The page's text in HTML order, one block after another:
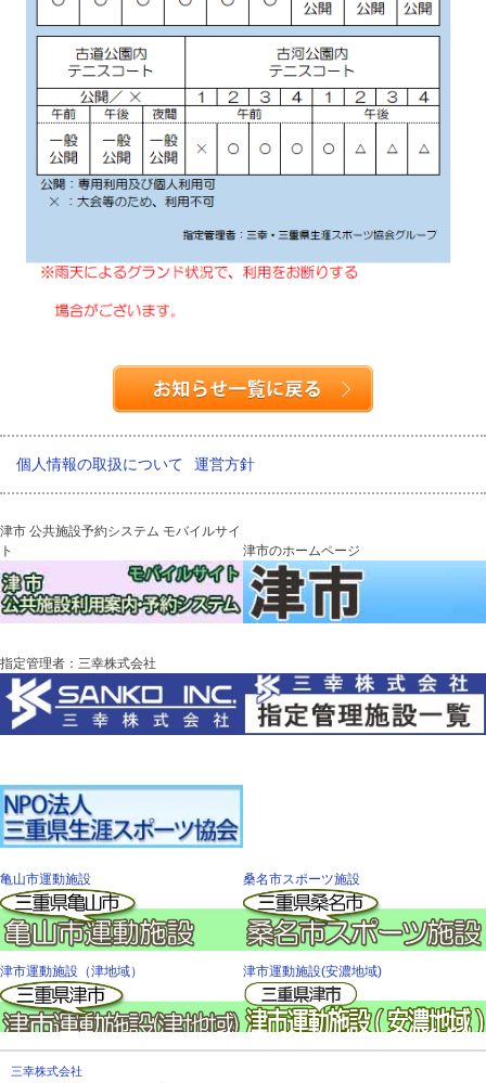
個人情報の取扱について 運営方針
津市 公共施設予約システム モバイルサイ
ト
津市のホームページ
指定管理者：三幸株式会社